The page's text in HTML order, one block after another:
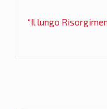
“Il lungo